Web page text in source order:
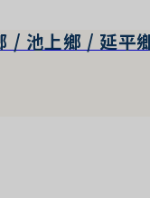
/ 池上鄉 / 延平